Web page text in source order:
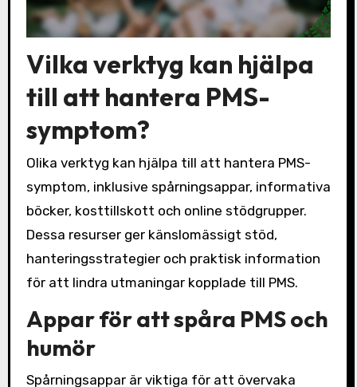
Vilka verktyg kan hjälpa
till att hantera PMS-
symptom?
Olika verktyg kan hjälpa till att hantera PMS-
symptom, inklusive spårningsappar, informativa
böcker, kosttillskott och online stödgrupper.
Dessa resurser ger känslomässigt stöd,
hanteringsstrategier och praktisk information
för att lindra utmaningar kopplade till PMS.
Appar för att spåra PMS och
humör
Spårningsappar är viktiga för att övervaka